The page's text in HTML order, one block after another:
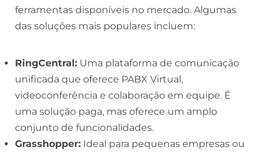
ferramentas disponíveis no mercado. Algumas
das soluções mais populares incluem:
RingCentral: Uma plataforma de comunicação
unificada que oferece PABX Virtual,
videoconferência e colaboração em equipe. É
uma solução paga, mas oferece um amplo
conjunto de funcionalidades.
Grasshopper: Ideal para pequenas empresas ou